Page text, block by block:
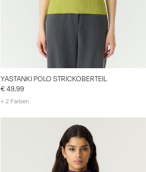
YASTANKI POLO STRICKOBERTEIL
€ 49,99
+ 2 Farben